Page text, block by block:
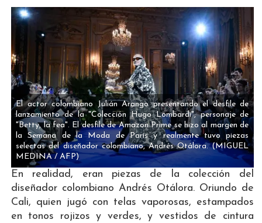
El actor colombiano Julián Arango presentando el desfile de
lanzamiento de la "Colección Hugo Lombardi", personaje de
"Betty, la fea". El desfile de Amazon Prime se hizo al margen de
la Semana de la Moda de París y realmente tuvo piezas
selectas del diseñador colombiano, Andrés Otálora. (MIGUEL
MEDINA / AFP)
En realidad, eran piezas de la colección del
diseñador colombiano Andrés Otálora. Oriundo de
Cali, quien jugó con telas vaporosas, estampados
en tonos rojizos y verdes, y vestidos de cintura